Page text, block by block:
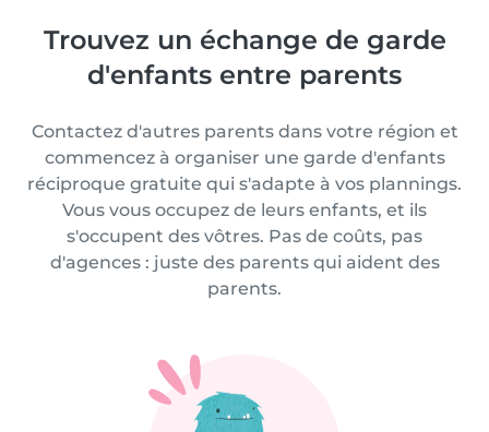
Trouvez un échange de garde
d'enfants entre parents
Contactez d'autres parents dans votre région et
commencez à organiser une garde d'enfants
réciproque gratuite qui s'adapte à vos plannings.
Vous vous occupez de leurs enfants, et ils
s'occupent des vôtres. Pas de coûts, pas
d'agences : juste des parents qui aident des
parents.